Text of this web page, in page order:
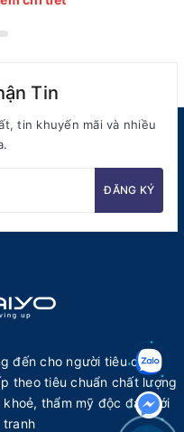
Tin
tin khuyến mãi và nhiều
ĐĂNG KÝ
đến cho người tiêu dùng
theo tiêu chuẩn chất lượng
thẩm mỹ độc đáo với
tranh